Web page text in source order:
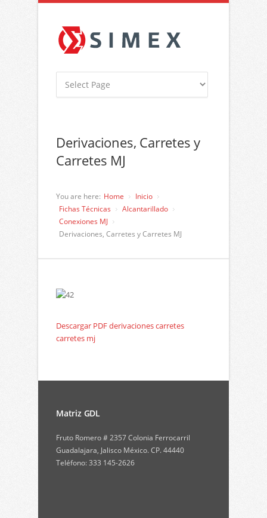
Derivaciones, Carretes y
Carretes MJ
You are here: Home
Inicio
Fichas Técnicas
Alcantarillado
Conexiones MJ
Derivaciones, Carretes y Carretes MJ
Descargar PDF derivaciones carretes
carretes mj
Matriz GDL
Fruto Romero # 2357 Colonia Ferrocarril
Guadalajara, Jalisco México. CP. 44440
Teléfono: 333 145-2626